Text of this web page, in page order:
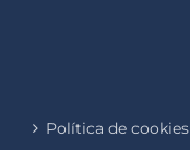
Política de cookies